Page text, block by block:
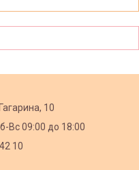
10
Вс 09:00 до 18:00
10